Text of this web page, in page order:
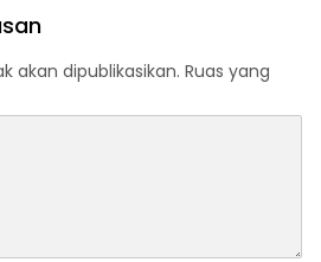
akan dipublikasikan. Ruas yang